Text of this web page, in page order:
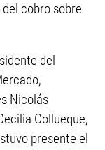
del cobro sobre
del
Nicolás
Collueque,
presente el